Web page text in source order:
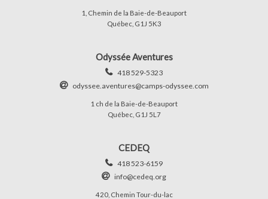
1, Chemin de la Baie-de-Beauport
Québec, G1J 5K3
Odyssée Aventures
418 529-5323
odyssee.aventures@camps-odyssee.com
1 ch de la Baie-de-Beauport
Québec, G1J 5L7
CEDEQ
418 523-6159
info@cedeq.org
420, Chemin Tour-du-lac